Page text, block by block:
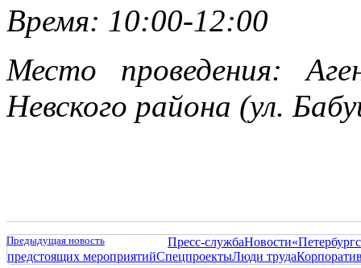
Время: 10:00-12:00
Место проведения:
Невского района (ул.
Предыдущая новость Пресс-службаНовости
предстоящих мероприятийСпецпроектыЛюди труда